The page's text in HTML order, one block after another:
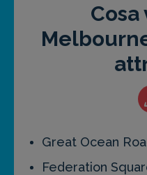
Great Ocean
Federation